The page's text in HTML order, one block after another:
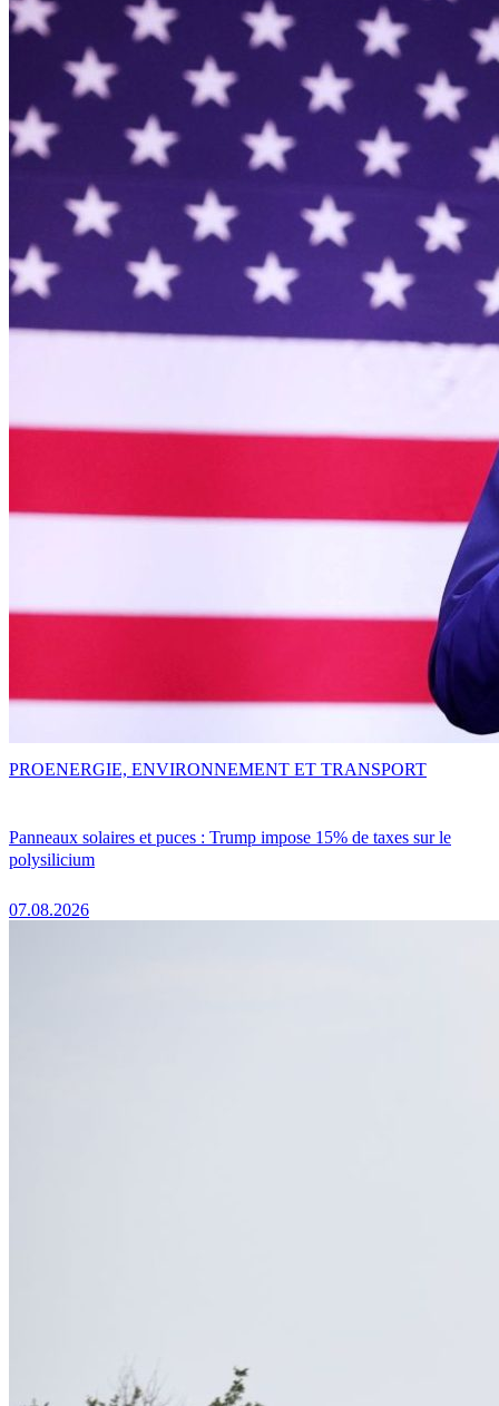
Panneaux solaires et puces : Trump impose 15% de taxes sur le
polysilicium
07.08.2026
PROENERGIE, ENVIRONNEMENT ET TRANSPORT